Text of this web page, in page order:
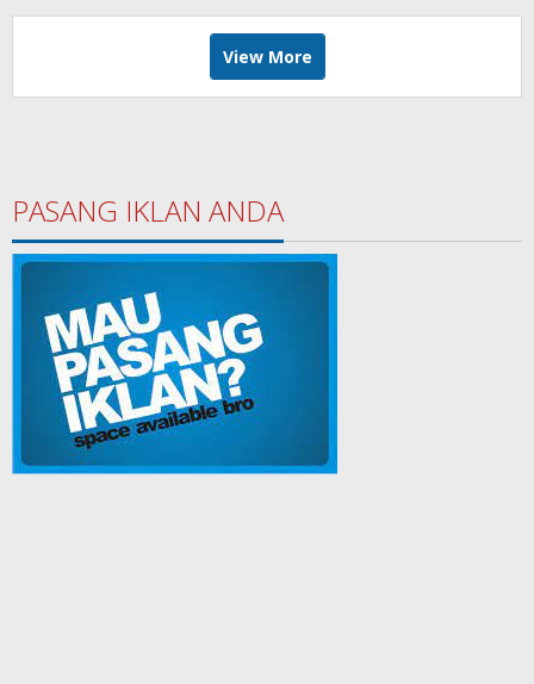
View More
PASANG IKLAN ANDA